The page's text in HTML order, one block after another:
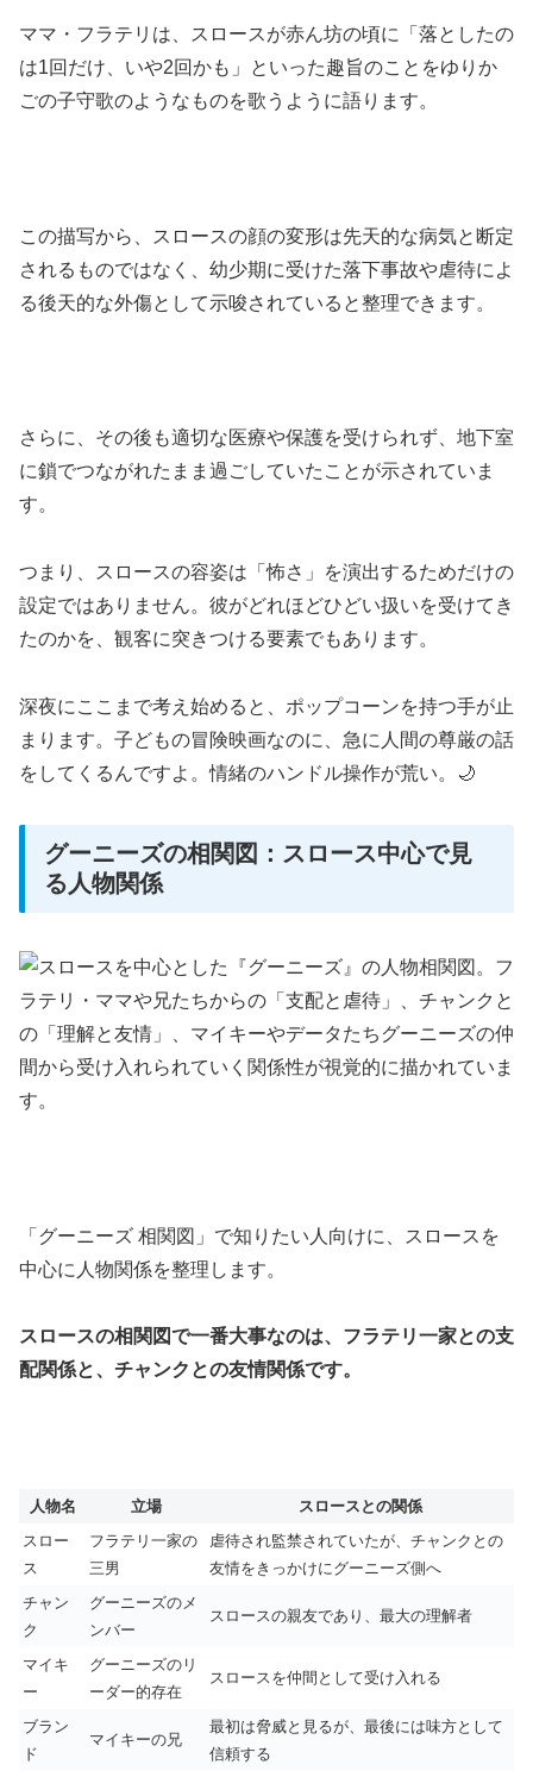
ママ・フラテリは、スロースが赤ん坊の頃に「落としたの
は1回だけ、いや2回かも」といった趣旨のことをゆりか
ごの子守歌のようなものを歌うように語ります。
この描写から、
スロースの顔の変形は先天的な病気と断定
されるものではなく、幼少期に受けた落下事故や虐待によ
る後天的な外傷として示唆されている と整理できます。
さらに、その後も適切な医療や保護を受けられず、地下室
に鎖でつながれたまま過ごしていたことが示されていま
す。
つまり、スロースの容姿は「怖さ」を演出するためだけの
設定ではありません。彼がどれほどひどい扱いを受けてき
たのかを、観客に突きつける要素でもあります。
深夜にここまで考え始めると、ポップコーンを持つ手が止
まります。子どもの冒険映画なのに、急に人間の尊厳の話
をしてくるんですよ。情緒のハンドル操作が荒い。🌙
グーニーズの相関図：スロース中心で見
る人物関係
「グーニーズ 相関図」で知りたい人向けに、スロースを
中心に人物関係を整理します。
スロースの相関図で一番大事なのは、フラテリ一家との支
配関係と、チャンクとの友情関係です。
人物名 立場
スロースとの関係
スロー
ス
フラテリ一家の
三男
虐待され監禁されていたが、チャンクとの
友情をきっかけにグーニーズ側へ
チャン
ク
グーニーズのメ
ンバー
スロースの親友であり、最大の理解者
マイキ
ー
グーニーズのリ
ーダー的存在
スロースを仲間として受け入れる
ブラン
ド
マイキーの兄
最初は脅威と見るが、最後には味方として
信頼する